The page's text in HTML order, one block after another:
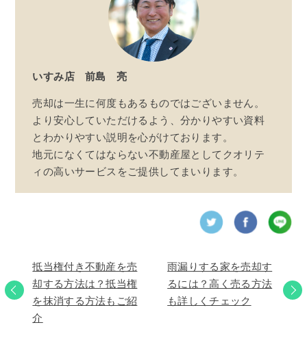
いすみ店 前島 亮
売却は一生に何度もあるものではございません。
より安心していただけるよう、分かりやすい資料
とわかりやすい説明を心がけております。
地元になくてはならない不動産屋としてクオリテ
ィの高いサービスをご提供してまいります。
抵当権付き不動産を売
却する方法は？抵当権
を抹消する方法もご紹
介
雨漏りする家を売却す
るには？高く売る方法
も詳しくチェック